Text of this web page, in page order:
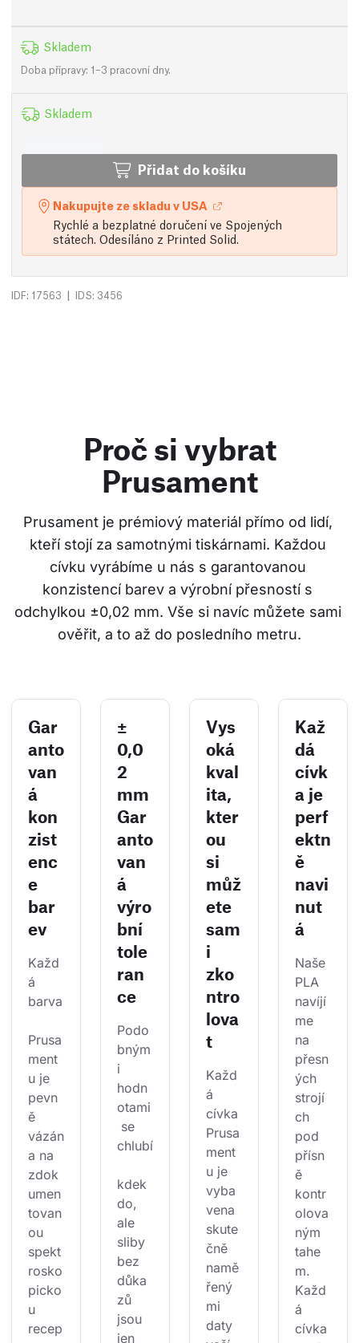
Skladem
Doba přípravy: 1–3 pracovní dny.
Skladem
Přidat do košíku
Nakupujte ze skladu v USA
Rychlé a bezplatné doručení ve Spojených
státech. Odesíláno z Printed Solid.
IDF: 17563 | IDS: 3456
Proč si vybrat
Prusament
Prusament je prémiový materiál přímo od lidí,
kteří stojí za samotnými tiskárnami. Každou
cívku vyrábíme u nás s garantovanou
konzistencí barev a výrobní přesností s
odchylkou ±0,02 mm. Vše si navíc můžete sami
ověřit, a to až do posledního metru.
Gar
anto
van
á
kon
zist
enc
e
bar
ev
Každ
á
barva
Prusa
ment
u je
pevn
ě
vázán
a na
zdok
umen
tovan
ou
spekt
rosko
picko
u
recep
±
0,0
2
mm
Gar
anto
van
á
výro
bní
tole
ran
ce
Podo
bným
i
hodn
otami
se
chlubí
kdek
do,
ale
sliby
bez
důka
zů
jsou
jen
Vys
oká
kval
ita,
kter
ou
si
můž
ete
sam
i
zko
ntro
lova
t
Každ
á
cívka
Prusa
ment
u je
vyba
vena
skute
čně
namě
řený
mi
daty
Kaž
dá
cívk
a je
perf
ektn
ě
navi
nut
á
Naše
PLA
navíjí
me
na
přesn
ých
strojí
ch
pod
přísn
ě
kontr
olova
ným
tahe
m.
Každ
á
cívka